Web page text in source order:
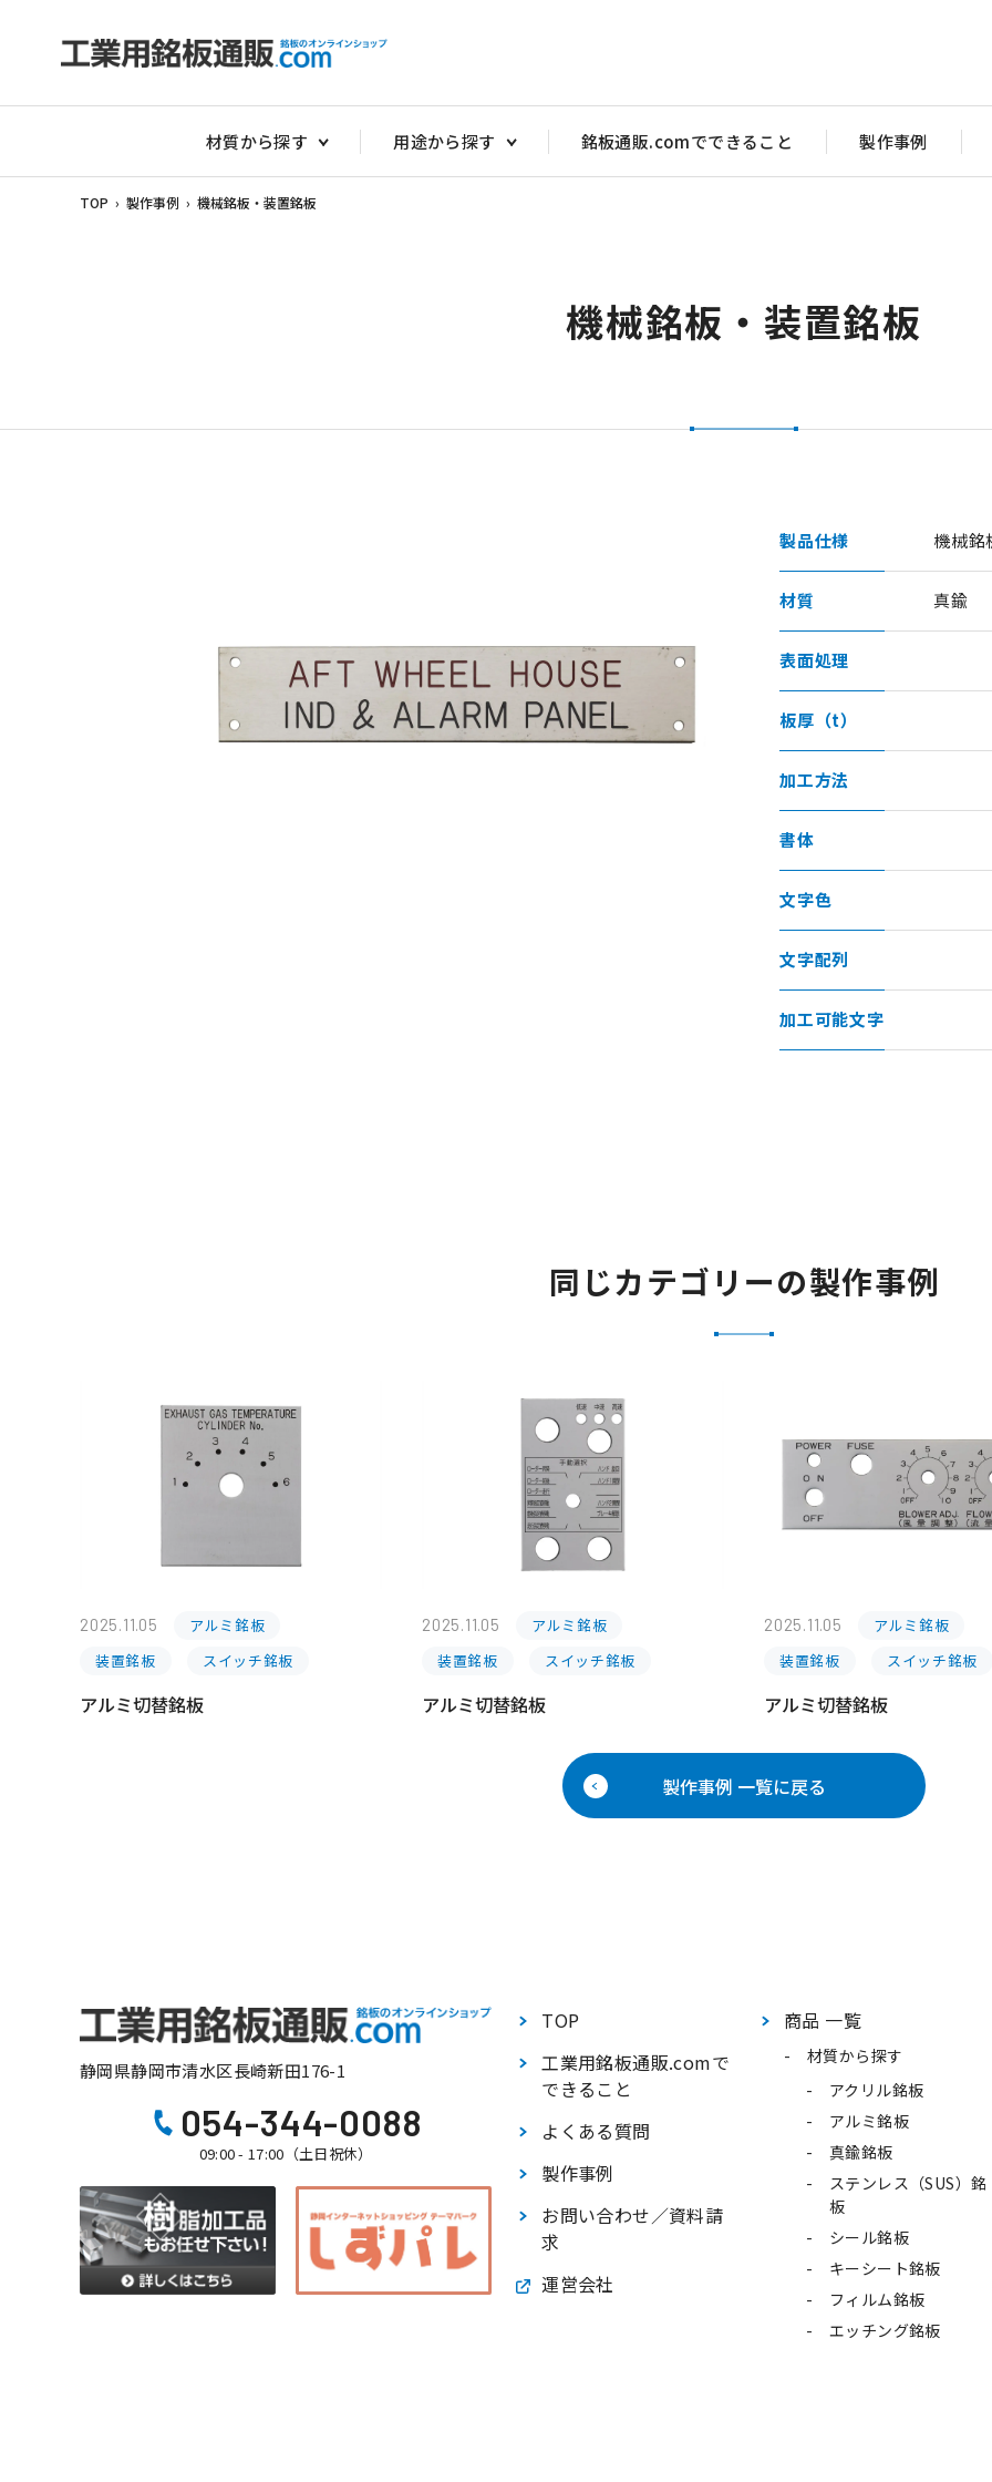
材質から探す
アクリル部品目盛彫刻
アクリルダルマ（メガネ）銘板 PW型
アクリルバ
用途から探す 銘板通販.comでできること 製作事例
TOP › 製作事例 › 機械銘板・装置銘板
機械銘板・装置銘板
製品仕様 機械銘
材質 真鍮
表面処理
板厚（t）
加工方法
書体
文字色
文字配列
加工可能文字
同じカテゴリーの製作事例
2025.11.05
アルミ銘板
装置銘板
スイッチ銘板
アルミ切替銘板
2025.11.05
アルミ銘板
装置銘板
スイッチ銘板
アルミ切替銘板
2025.11.05
アルミ銘板
装置銘板
スイッチ銘板
アルミ切替銘板
製作事例 一覧に戻る
静岡県静岡市清水区長崎新田176-1
054-344-0088
09:00 - 17:00（土日祝休）
TOP
工業用銘板通販.comで
できること
よくある質問
製作事例
お問い合わせ／資料請
求
運営会社
商品 一覧
材質から探す
アクリル銘板
アルミ銘板
真鍮銘板
ステンレス（SUS）銘
板
シール銘板
キーシート銘板
フィルム銘板
エッチング銘板